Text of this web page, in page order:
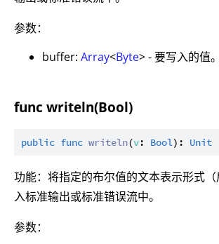
参数：
buffer: Array<Byte> - 要写入的值。
func writeln(Bool)
public func writeln(v: Bool ): Unit
功能：将指定的布尔值的文本表示形式
入标准输出或标准错误流中。
参数：